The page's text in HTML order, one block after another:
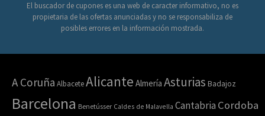
El buscador de cupones es una web de caracter informativo, no es
propietaria de las ofertas anunciadas y no se responsabiliza de
posibles errores en la información mostrada.
A Coruña AlbaceteAlicante Almería Asturias Badajoz
Barcelona Benetússer Caldes de Malavella Cantabria Cordoba